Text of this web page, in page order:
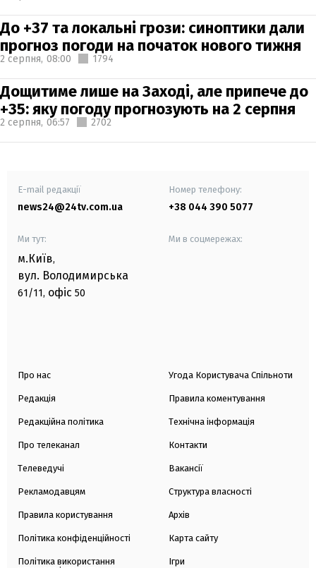
До +37 та локальні грози: синоптики дали
прогноз погоди на початок нового тижня
2 серпня, 08:00 1794
Дощитиме лише на Заході, але припече до
+35: яку погоду прогнозують на 2 серпня
2 серпня, 06:57 2702
E-mail редакції
news24@24tv.com.ua
Номер телефону:
+38 044 390 5077
Ми тут:
м.Київ,
вул. Володимирська
61/11, офіс 50
Ми в соцмережах:
Про нас
Редакція
Редакційна політика
Про телеканал
Телеведучі
Рекламодавцям
Правила користування
Політика конфіденційності
Політика використання
Угода Користувача Спільноти
Правила коментування
Технічна інформація
Контакти
Вакансії
Структура власності
Архів
Карта сайту
Ігри